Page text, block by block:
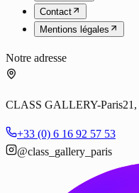
Contact
Mentions légales
Notre adresse
CLASS GALLERY-Paris
+33 (0) 6 16 92 57 53
@class_gallery_paris